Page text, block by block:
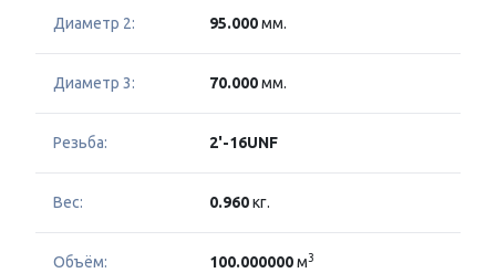
Диаметр 2: 95.000мм.
Диаметр 3: 70.000мм.
Резьба: 2'-16UNF
Вес: 0.960кг.
Объём: 100.000000м3